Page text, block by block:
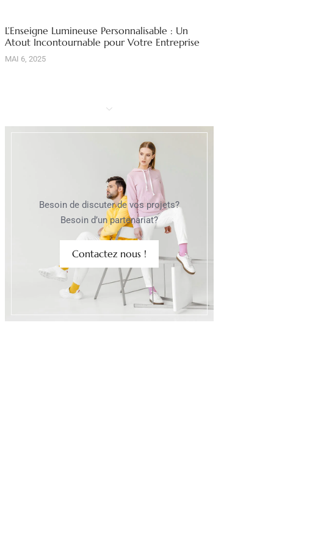
L’Enseigne Lumineuse Personnalisable : Un
Atout Incontournable pour Votre Entreprise
MAI 6, 2025
Besoin de discuter de vos projets?
Besoin d’un partenariat?
Contactez nous !